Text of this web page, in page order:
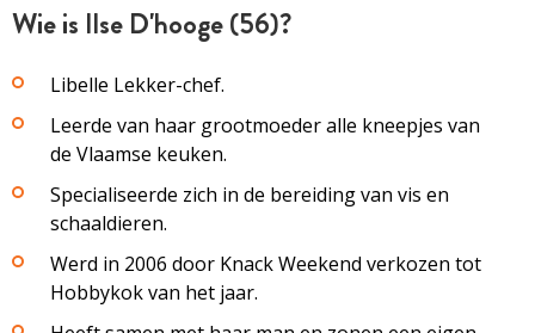
Wie is Ilse D'hooge (56)?
Libelle Lekker-chef.
Leerde van haar grootmoeder alle kneepjes van
de Vlaamse keuken.
Specialiseerde zich in de bereiding van vis en
schaaldieren.
Werd in 2006 door Knack Weekend verkozen tot
Hobbykok van het jaar.